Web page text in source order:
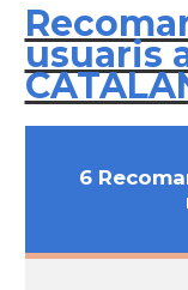
usuaris
6